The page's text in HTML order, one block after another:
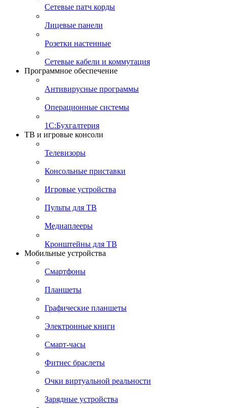
Сетевые патч корды
Лицевые панели
Розетки настенные
Сетевые кабели и коммутация
Программное обеспечение
Антивирусные программы
Операционные системы
1С:Бухгалтерия
ТВ и игровые консоли
Телевизоры
Консольные приставки
Игровые устройства
Пульты для ТВ
Медиаплееры
Кронштейны для ТВ
Мобильные устройства
Смартфоны
Планшеты
Графические планшеты
Электронные книги
Смарт-часы
Фитнес браслеты
Очки виртуальной реальности
Зарядные устройства